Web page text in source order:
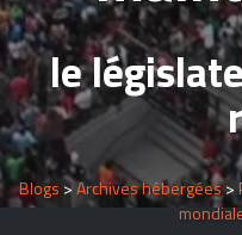
le
Blogs >Archives hébergées>